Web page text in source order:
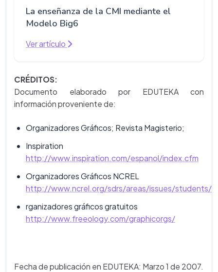
La enseñanza de la CMI mediante el
Modelo Big6
Ver artículo
CRÉDITOS:
Documento elaborado por EDUTEKA con
información proveniente de:
Organizadores Gráficos; Revista Magisterio;
Inspiration
http://www.inspiration.com/espanol/index.cfm
Organizadores Gráficos NCREL
http://www.ncrel.org/sdrs/areas/issues/students/
rganizadores gráficos gratuitos
http://www.freeology.com/graphicorgs/
Fecha de publicación en EDUTEKA: Marzo 1 de 2007.